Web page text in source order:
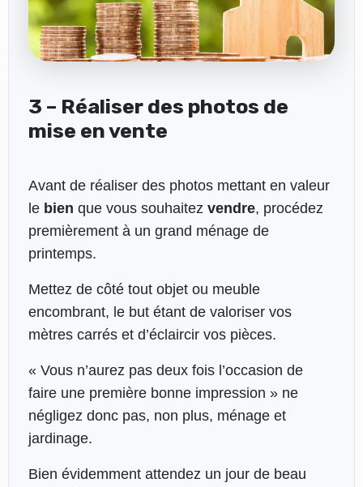
3 – Réaliser des photos de
mise en vente
Avant de réaliser des photos mettant en valeur
le bien que vous souhaitez vendre, procédez
premièrement à un grand ménage de
printemps.
Mettez de côté tout objet ou meuble
encombrant, le but étant de valoriser vos
mètres carrés et d’éclaircir vos pièces.
« Vous n’aurez pas deux fois l’occasion de
faire une première bonne impression » ne
négligez donc pas, non plus, ménage et
jardinage.
Bien évidemment attendez un jour de beau